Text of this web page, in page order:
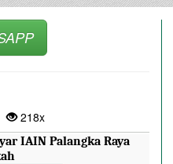
218x
IAIN Palangka Raya